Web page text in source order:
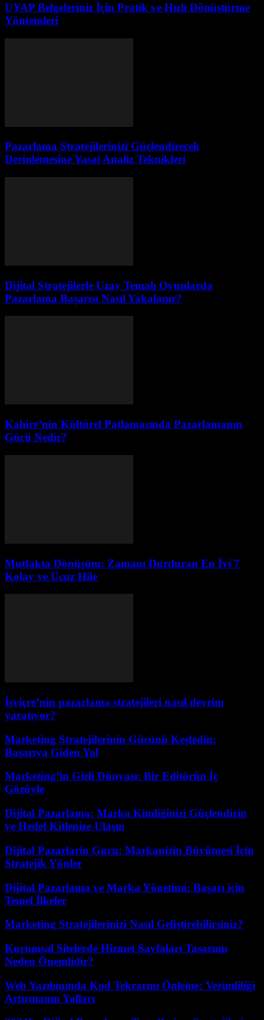
UYAP Belgeleriniz İçin Pratik ve Hızlı Dönüştürme
Yöntemleri
Pazarlama Stratejilerinizi Güçlendirecek
Derinlemesine Yasal Analiz Teknikleri
Dijital Stratejilerle Uzay Temalı Oyunlarda
Pazarlama Başarısı Nasıl Yakalanır?
Kahire’nin Kültürel Patlamasında Pazarlamanın
Gücü Nedir?
Mutfakta Dönüşüm: Zamanı Durduran En İyi 7
Kolay ve Ucuz Hile
İsviçre’nin pazarlama stratejileri nasıl devrim
yaratıyor?
Marketing Stratejilerinin Gücünü Keşfedin:
Başarıya Giden Yol
Marketing’in Gizli Dünyası: Bir Editörün İç
Gözüyle
Dijital Pazarlama: Marka Kimliğinizi Güçlendirin
ve Hedef Kitlenize Ulaşın
Dijital Pazarlarin Gucu: Markanizin Büyümesi İçin
Stratejik Yönler
Dijital Pazarlama ve Marka Yönetimi: Başarı için
Temel İlkeler
Marketing Stratejilerinizi Nasıl Geliştirebilirsiniz?
Kurumsal Sitelerde Hizmet Sayfaları Tasarımı
Neden Önemlidir?
Web Yazılımında Kod Tekrarını Önleme: Verimliliği
Artırmanın Yolları